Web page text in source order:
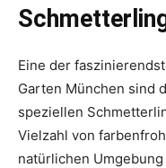
Eine der
Garten München sind
speziellen
Vielzahl von
natürlichen